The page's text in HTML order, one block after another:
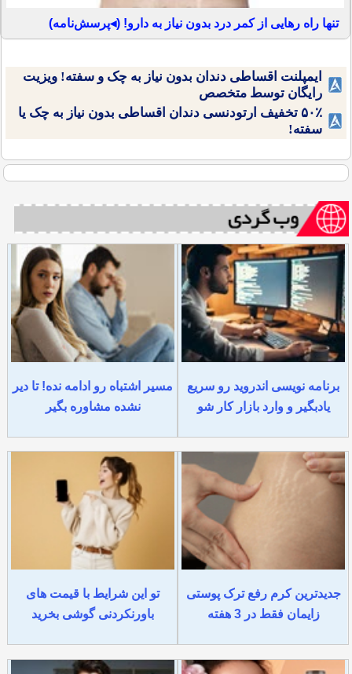
تنها راه رهایی از کمر درد بدون نیاز به دارو! (◂پرسش‌نامه)
ایمپلنت اقساطی دندان بدون نیاز به چک و سفته! ویزیت
رایگان توسط متخصص
۵۰٪ تخفیف ارتودنسی دندان اقساطی بدون نیاز به چک یا
سفته!
برنامه نویسی اندروید رو سریع
یادبگیر و وارد بازار کار شو
مسیر اشتباه رو ادامه نده! تا دیر
نشده مشاوره بگیر
جدیدترین کرم رفع ترک پوستی
زایمان فقط در 3 هفته
تو این شرایط با قیمت های
باورنکردنی گوشی بخرید